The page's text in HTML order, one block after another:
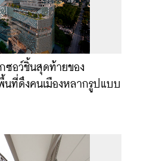
ซอว์ชิ้นสุดท้ายของ
นที่ดึงคนเมืองหลากรูปแบบ